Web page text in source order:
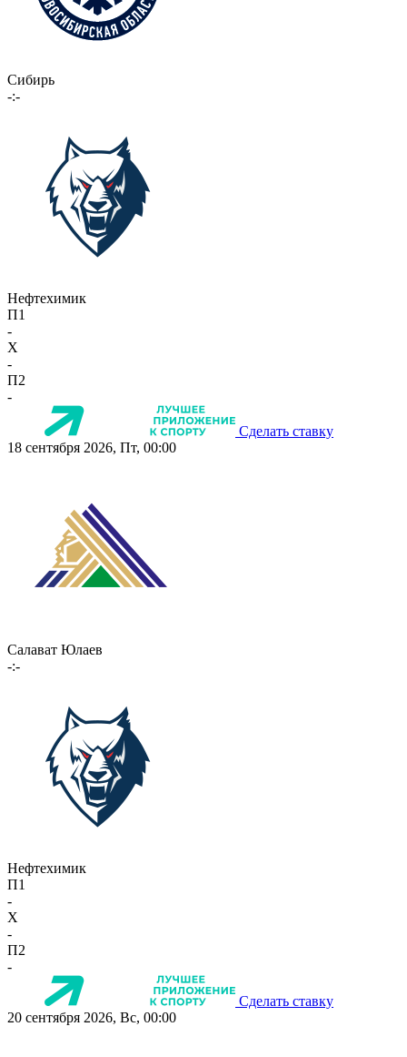
Сибирь
-:-
Нефтехимик
П1
-
X
-
П2
-
Сделать ставку
18 сентября 2026, Пт, 00:00
Салават Юлаев
-:-
Нефтехимик
П1
-
X
-
П2
-
Сделать ставку
20 сентября 2026, Вс, 00:00